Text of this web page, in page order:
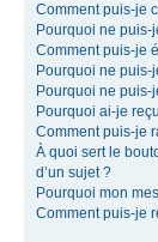
Comment puis-je
Pourquoi ne puis-
Comment puis-je
Pourquoi ne puis-
Pourquoi ne puis-
Pourquoi ai-je
Comment puis-je
À quoi sert le
d’un sujet ?
Pourquoi mon
Comment puis-je